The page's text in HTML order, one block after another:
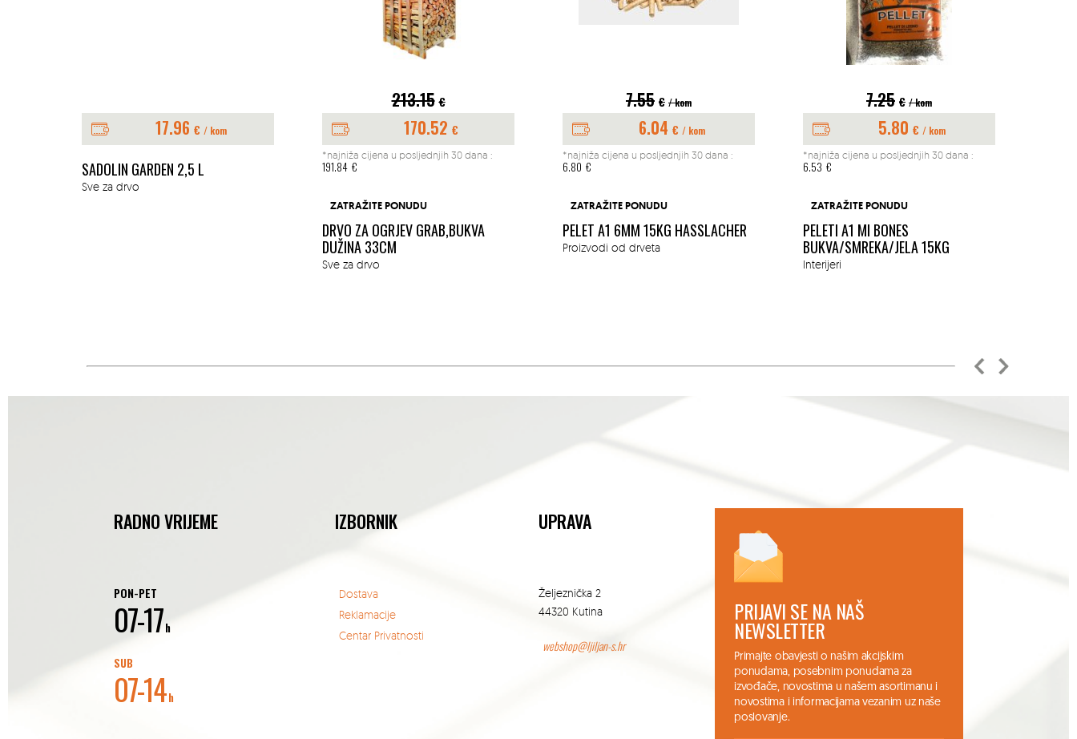
17.96 € / kom
SADOLIN GARDEN 2,5 L
Sve za drvo
213.15 €
170.52 €
*najniža cijena u posljednjih 30 dana :
191.84 €
ZATRAŽITE PONUDU
DRVO ZA OGRJEV GRAB,BUKVA
DUŽINA 33CM
Sve za drvo
7.55 € / kom
6.04 € / kom
*najniža cijena u posljednjih 30 dana :
6.80 €
ZATRAŽITE PONUDU
PELET A1 6MM 15KG HASSLACHER
Proizvodi od drveta
7.25 € / kom
5.80 € / kom
*najniža cijena u posljednjih 30 dana :
6.53 €
ZATRAŽITE PONUDU
PELETI A1 MI BONES
BUKVA/SMREKA/JELA 15KG
Interijeri
RADNO VRIJEME
PON-PET
07-17h
SUB
07-14h
IZBORNIK
Dostava
Reklamacije
Centar Privatnosti
UPRAVA
Željeznička 2
44320 Kutina
webshop@ljiljan-s.hr
PRIJAVI SE NA NAŠ
NEWSLETTER
Primajte obavjesti o našim akcijskim
ponudama, posebnim ponudama za
izvođače, novostima u našem asortimanu i
novostima i informacijama vezanim uz naše
poslovanje.